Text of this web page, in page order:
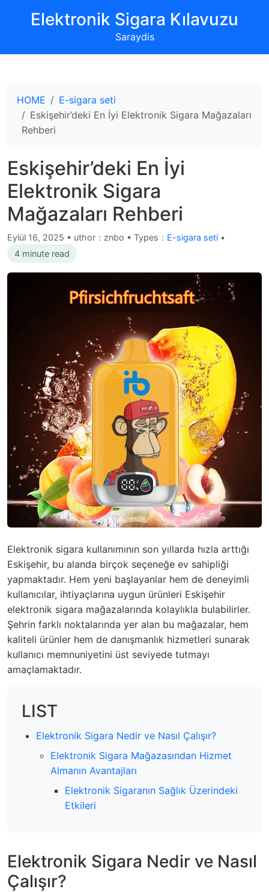
‌Elektronik Sigara Kılavuzu‌
Saraydis
HOME
E-sigara seti
Eskişehir’deki En İyi Elektronik Sigara Mağazaları
Rehberi
Eskişehir’deki En İyi
Elektronik Sigara
Mağazaları Rehberi
Eylül 16, 2025 • uthor：znbo • Types： E-sigara seti •
4 minute read
Elektronik sigara kullanımının son yıllarda hızla arttığı
Eskişehir, bu alanda birçok seçeneğe ev sahipliği
yapmaktadır. Hem yeni başlayanlar hem de deneyimli
kullanıcılar, ihtiyaçlarına uygun ürünleri Eskişehir
elektronik sigara mağazalarında kolaylıkla bulabilirler.
Şehrin farklı noktalarında yer alan bu mağazalar, hem
kaliteli ürünler hem de danışmanlık hizmetleri sunarak
kullanıcı memnuniyetini üst seviyede tutmayı
amaçlamaktadır.
LIST
Elektronik Sigara Nedir ve Nasıl Çalışır?
Elektronik Sigara Mağazasından Hizmet
Almanın Avantajları
Elektronik Sigaranın Sağlık Üzerindeki
Etkileri
Elektronik Sigara Nedir ve Nasıl
Çalışır?